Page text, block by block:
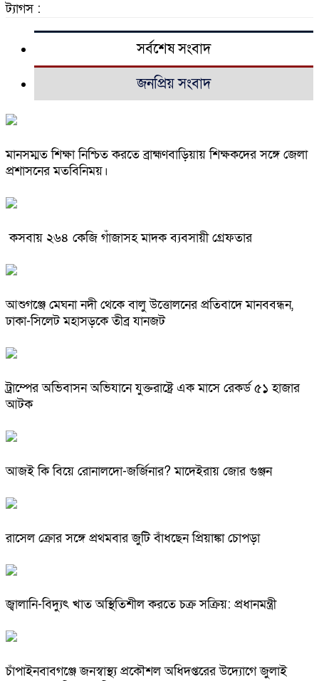
ট্যাগস :
সর্বশেষ সংবাদ
জনপ্রিয় সংবাদ
মানসম্মত শিক্ষা নিশ্চিত করতে ব্রাহ্মণবাড়িয়ায় শিক্ষকদের সঙ্গে জেলা
প্রশাসনের মতবিনিময়।
কসবায় ২৬৪ কেজি গাঁজাসহ মাদক ব্যবসায়ী গ্রেফতার
আশুগঞ্জে মেঘনা নদী থেকে বালু উত্তোলনের প্রতিবাদে মানববন্ধন,
ঢাকা-সিলেট মহাসড়কে তীব্র যানজট
ট্রাম্পের অভিবাসন অভিযানে যুক্তরাষ্ট্রে এক মাসে রেকর্ড ৫১ হাজার
আটক
আজই কি বিয়ে রোনালদো-জর্জিনার? মাদেইরায় জোর গুঞ্জন
রাসেল ক্রোর সঙ্গে প্রথমবার জুটি বাঁধছেন প্রিয়াঙ্কা চোপড়া
জ্বালানি-বিদ্যুৎ খাত অস্থিতিশীল করতে চক্র সক্রিয়: প্রধানমন্ত্রী
চাঁপাইনবাবগঞ্জে জনস্বাস্থ্য প্রকৌশল অধিদপ্তরের উদ্যোগে জুলাই